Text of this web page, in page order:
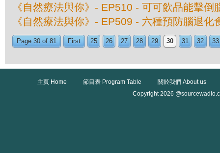
《自然療法與你》- EP510 - 可可飲品能擊倒
《自然療法與你》- EP509 - 六種預防腦退化
Page 30 of 81 First 25 26 27 28 29 30 31 32 33
主頁 Home 節目表 Program Table
關於我們 About us
Copyright 2026